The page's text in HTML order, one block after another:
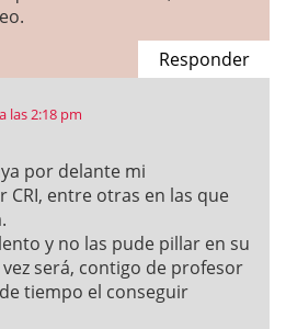
Responder
las 2:18 pm
por delante mi
CRI, entre otras en las que
y no las pude pillar en su
será, contigo de profesor
tiempo el conseguir